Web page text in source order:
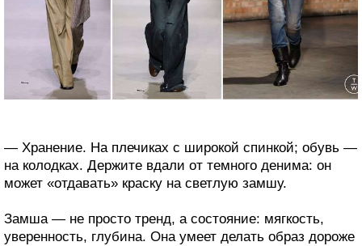
— Хранение. На плечиках с широкой спинкой; обувь —
на колодках. Держите вдали от темного денима: он
может «отдавать» краску на светлую замшу.
Замша — не просто тренд, а состояние: мягкость,
уверенность, глубина. Она умеет делать образ дороже